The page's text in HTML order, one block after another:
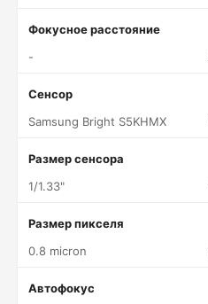
Фокусное расстояние
-
Сенсор
Samsung Bright S5KHMX
Размер сенсора
1/1.33"
Размер пикселя
0.8 micron
Автофокус